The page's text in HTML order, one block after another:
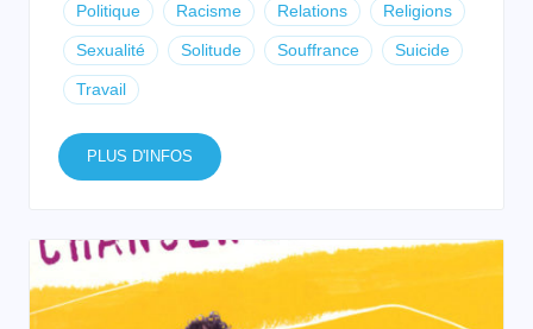
Politique Racisme Relations Religions
Sexualité Solitude Souffrance Suicide
Travail
PLUS D'INFOS